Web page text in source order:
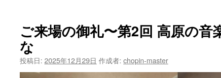
御
年
ア
ご来場の御礼〜第2回 高原の音
な
投稿日: 2025年12月29日 作成者: chopin-master